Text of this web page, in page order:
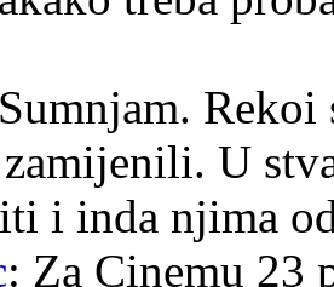
Rekoi
U
i inda njima
: Za Cinemu 23